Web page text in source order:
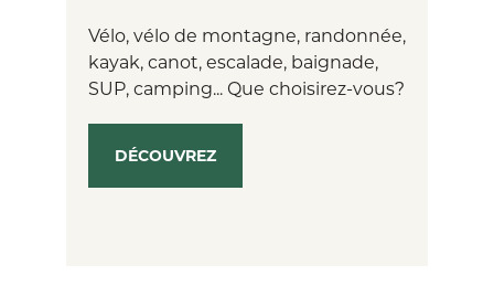
Vélo, vélo de montagne, randonnée,
kayak, canot, escalade, baignade,
SUP, camping... Que choisirez-vous?
DÉCOUVREZ